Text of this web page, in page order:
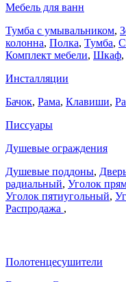
Мебель для ванн
Тумба с умывальником,
колонна, Полка, Тумба,
Комплект мебели, Шкаф,
Инсталляции
Бачок, Рама, Клавиши,
Писсуары
Душевые ограждения
Душевые поддоны,
радиальный, Уголок
Уголок пятиугольный,
Распродажа ,
Полотенцесушители